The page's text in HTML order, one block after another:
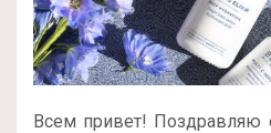
Всем привет! Поздравляю